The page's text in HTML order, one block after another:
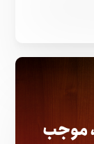
موجب